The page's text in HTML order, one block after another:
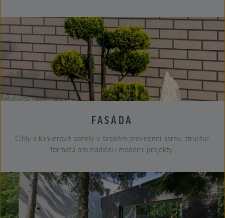
FASÁDA
Cihly a klinkerové panely v širokém provedení barev, struktur,
formátů pro tradiční i moderní projekty.